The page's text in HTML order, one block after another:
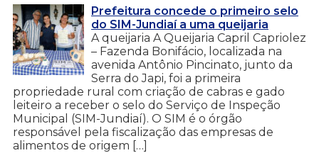
Prefeitura concede o primeiro selo
do SIM-Jundiaí a uma queijaria
A queijaria A Queijaria Capril Capriolez
– Fazenda Bonifácio, localizada na
avenida Antônio Pincinato, junto da
Serra do Japi, foi a primeira
propriedade rural com criação de cabras e gado
leiteiro a receber o selo do Serviço de Inspeção
Municipal (SIM-Jundiaí). O SIM é o órgão
responsável pela fiscalização das empresas de
alimentos de origem […]